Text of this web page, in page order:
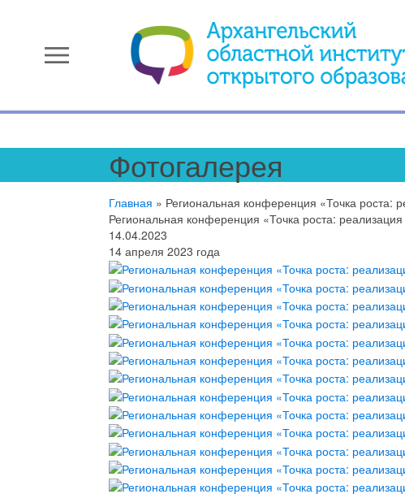
menu
Фотогалерея
Главная » Региональная конференция «Точка роста:
Региональная конференция «Точка роста:
14.04.2023
14 апреля 2023 года